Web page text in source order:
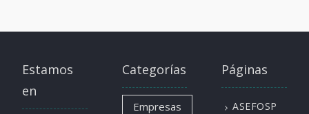
Estamos
en
Categorías
Empresas
Páginas
ASEFOSP